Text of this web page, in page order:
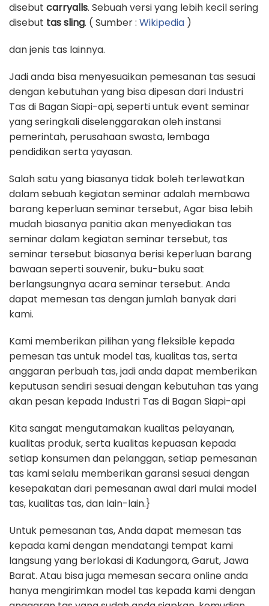
disebut carryalls. Sebuah versi yang lebih kecil sering
disebut tas sling. ( Sumber : Wikipedia )
dan jenis tas lainnya.
Jadi anda bisa menyesuaikan pemesanan tas sesuai
dengan kebutuhan yang bisa dipesan dari Industri
Tas di Bagan Siapi-api, seperti untuk event seminar
yang seringkali diselenggarakan oleh instansi
pemerintah, perusahaan swasta, lembaga
pendidikan serta yayasan.
Salah satu yang biasanya tidak boleh terlewatkan
dalam sebuah kegiatan seminar adalah membawa
barang keperluan seminar tersebut, Agar bisa lebih
mudah biasanya panitia akan menyediakan tas
seminar dalam kegiatan seminar tersebut, tas
seminar tersebut biasanya berisi keperluan barang
bawaan seperti souvenir, buku-buku saat
berlangsungnya acara seminar tersebut. Anda
dapat memesan tas dengan jumlah banyak dari
kami.
Kami memberikan pilihan yang fleksible kepada
pemesan tas untuk model tas, kualitas tas, serta
anggaran perbuah tas, jadi anda dapat memberikan
keputusan sendiri sesuai dengan kebutuhan tas yang
akan pesan kepada Industri Tas di Bagan Siapi-api
Kita sangat mengutamakan kualitas pelayanan,
kualitas produk, serta kualitas kepuasan kepada
setiap konsumen dan pelanggan, setiap pemesanan
tas kami selalu memberikan garansi sesuai dengan
kesepakatan dari pemesanan awal dari mulai model
tas, kualitas tas, dan lain-lain.}
Untuk pemesanan tas, Anda dapat memesan tas
kepada kami dengan mendatangi tempat kami
langsung yang berlokasi di Kadungora, Garut, Jawa
Barat. Atau bisa juga memesan secara online anda
hanya mengirimkan model tas kepada kami dengan